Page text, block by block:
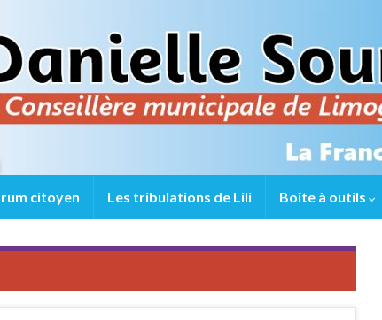
citoyen Les tribulations de Lili Boîte à outils